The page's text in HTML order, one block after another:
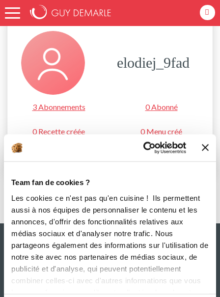
Team fan de cookies ?
Les cookies ce n'est pas qu'en cuisine ! Ils permettent
aussi à nos équipes de personnaliser le contenu et les
annonces, d'offrir des fonctionnalités relatives aux
médias sociaux et d'analyser notre trafic. Nous
partageons également des informations sur l'utilisation de
notre site avec nos partenaires de médias sociaux, de
publicité et d'analyse, qui peuvent potentiellement
combiner celles-ci avec d'autres informations que vous
Accueil elodiej_9fad
elodiej_9fad
3 Abonnements 0 Abonné
0 Recette créée 0 Menu créé